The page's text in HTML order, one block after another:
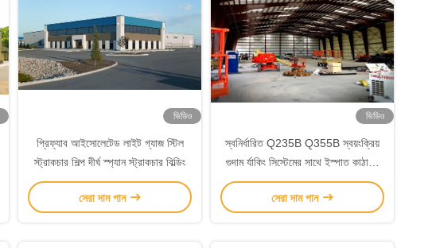
ভিডিও
প্রিফ্যাব আইসোলেটেড লাইট গ্যাজ স্টিল
স্ট্রাকচার শিল্প দীর্ঘ স্প্যান স্ট্রাকচার বিল্ডিং
সেরা দাম পান
ভিডিও
স্বনির্ধারিত Q235B Q355B স্বয়ংক্রিয়
গুদাম র্যাকিং সিস্টেমের সাথে ইস্পাত কাঠামো
গুদাম
সেরা দাম পান